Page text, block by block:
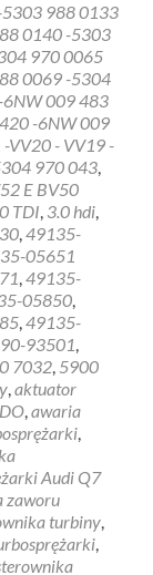
988 0133
0140 -5303
970 0065
0069 -5304
009 483
-6NW 009
-VV20 - VV19 -
970 043,
E BV50
TDI, 3.0 hdi,
,49135-
05651
,49135-
05850,
,49135-
93501,
7032, 5900
,aktuator
,awaria
,
Audi Q7
zaworu
turbiny,
,